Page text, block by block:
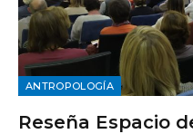
ANTROPOLOGÍA
Reseña Espacio